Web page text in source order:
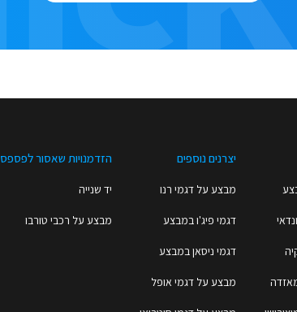
יצרנים נוספים
מבצע על דגמי רנו
דגמי פיג'ו במבצע
דגמי ניסאן במבצע
מבצע על דגמי אופל
הזדמנויות שאסור לפספס
יד שנייה
מבצע על רכבי טורבו